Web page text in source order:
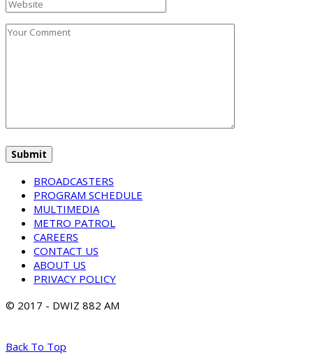
BROADCASTERS
PROGRAM SCHEDULE
MULTIMEDIA
METRO PATROL
CAREERS
CONTACT US
ABOUT US
PRIVACY POLICY
© 2017 - DWIZ 882 AM
Back To Top